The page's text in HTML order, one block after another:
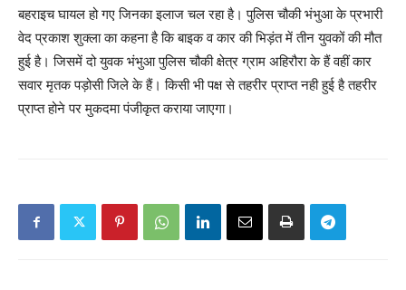
बहराइच घायल हो गए जिनका इलाज चल रहा है। पुलिस चौकी भंभुआ के प्रभारी
वेद प्रकाश शुक्ला का कहना है कि बाइक व कार की भिड़ंत में तीन युवकों की मौत
हुई है। जिसमें दो युवक भंभुआ पुलिस चौकी क्षेत्र ग्राम अहिरौरा के हैं वहीं कार
सवार मृतक पड़ोसी जिले के हैं। किसी भी पक्ष से तहरीर प्राप्त नही हुई है तहरीर
प्राप्त होने पर मुकदमा पंजीकृत कराया जाएगा।